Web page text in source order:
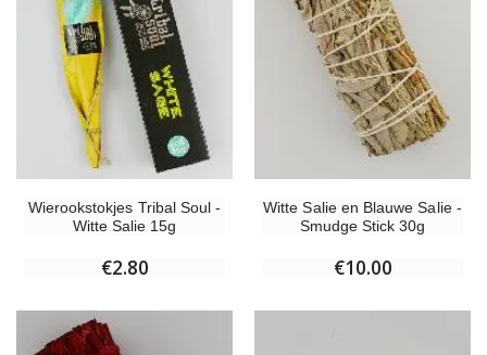
Wierookstokjes Tribal Soul -
Witte Salie 15g
€2.80
Witte Salie en Blauwe Salie -
Smudge Stick 30g
€10.00